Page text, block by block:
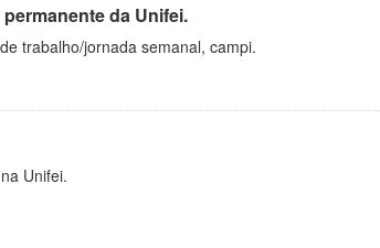
da Unifei.
trabalho/jornada semanal, campi.
Unifei.